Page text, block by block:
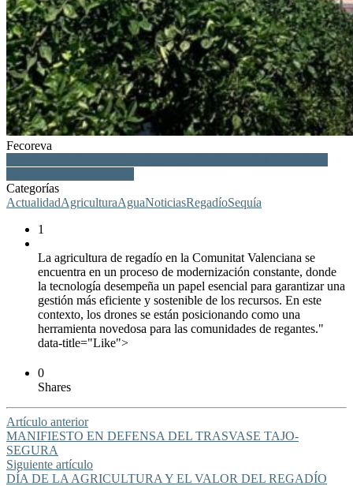
Fecoreva
Categorías
ActualidadAgriculturaAguaNoticiasRegadíoSequía
1
La agricultura de regadío en la Comunitat Valenciana se
encuentra en un proceso de modernización constante, donde
la tecnología desempeña un papel esencial para garantizar una
gestión más eficiente y sostenible de los recursos. En este
contexto, los drones se están posicionando como una
herramienta novedosa para las comunidades de regantes."
data-title="Like">
0
Shares
Artículo anterior
MANIFIESTO EN DEFENSA DEL TRASVASE TAJO-
SEGURA
Siguiente artículo
DÍA DE LA AGRICULTURA Y EL VALOR DEL REGADÍO